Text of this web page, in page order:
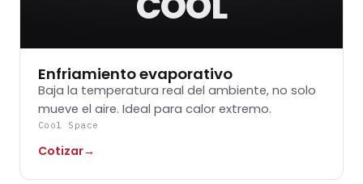
Enfriamiento evaporativo
Baja la temperatura real del ambiente, no solo
mueve el aire. Ideal para calor extremo.
Cool Space
Cotizar→